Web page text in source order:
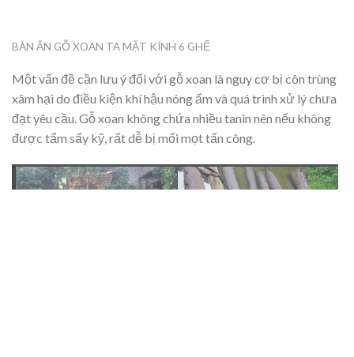
BÀN ĂN GỖ XOAN TA MẶT KÍNH 6 GHẾ
Một vấn đề cần lưu ý đối với gỗ xoan là nguy cơ bị côn trùng
xâm hại do điều kiện khí hậu nóng ẩm và quá trình xử lý chưa
đạt yêu cầu. Gỗ xoan không chứa nhiều tanin nên nếu không
được tẩm sấy kỹ, rất dễ bị mối mọt tấn công.